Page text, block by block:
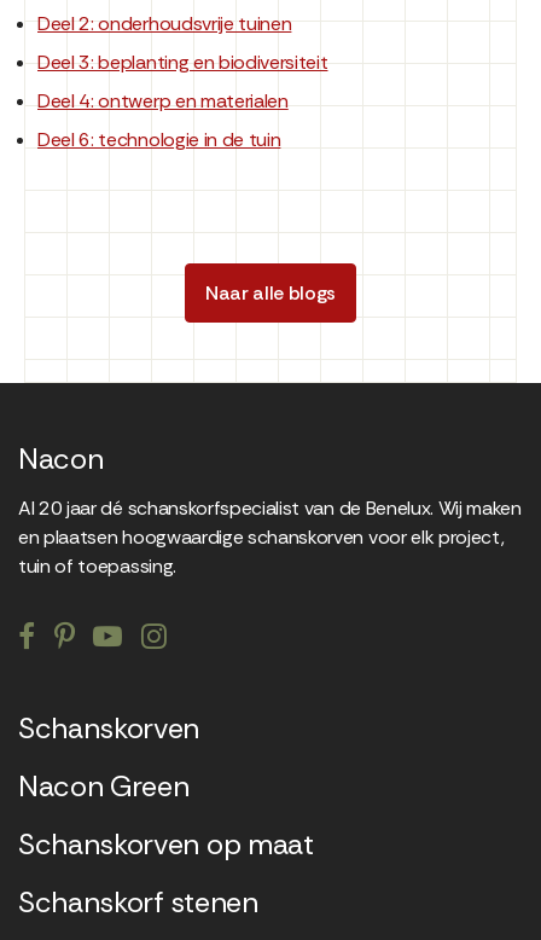
Deel 2: onderhoudsvrije tuinen
Deel 3: beplanting en biodiversiteit
Deel 4: ontwerp en materialen
Deel 6: technologie in de tuin
Naar alle blogs
Nacon
Al 20 jaar dé schanskorfspecialist van de Benelux. Wij maken
en plaatsen hoogwaardige schanskorven voor elk project,
tuin of toepassing.
Schanskorven
Nacon Green
Schanskorven op maat
Schanskorf stenen